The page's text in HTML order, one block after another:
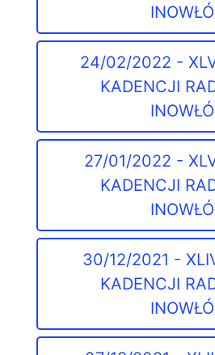
24/02/2022 -
KADENCJI
27/01/2022 -
KADENCJI
30/12/2021 -
KADENCJI